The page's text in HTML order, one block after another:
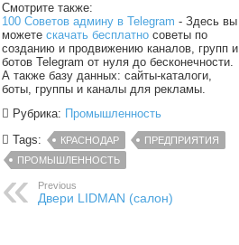
Смотрите также:
100 Советов админу в Telegram - Здесь вы
можетескачать бесплатно советы по
созданию и продвижению каналов, групп и
ботов Telegram от нуля до бесконечности.
А также базу данных: сайты-каталоги,
боты, группы и каналы для рекламы.
Рубрика: Промышленность
Tags:
КРАСНОДАР
ПРЕДПРИЯТИЯ
ПРОМЫШЛЕННОСТЬ
Previous
Двери LIDMAN (салон)